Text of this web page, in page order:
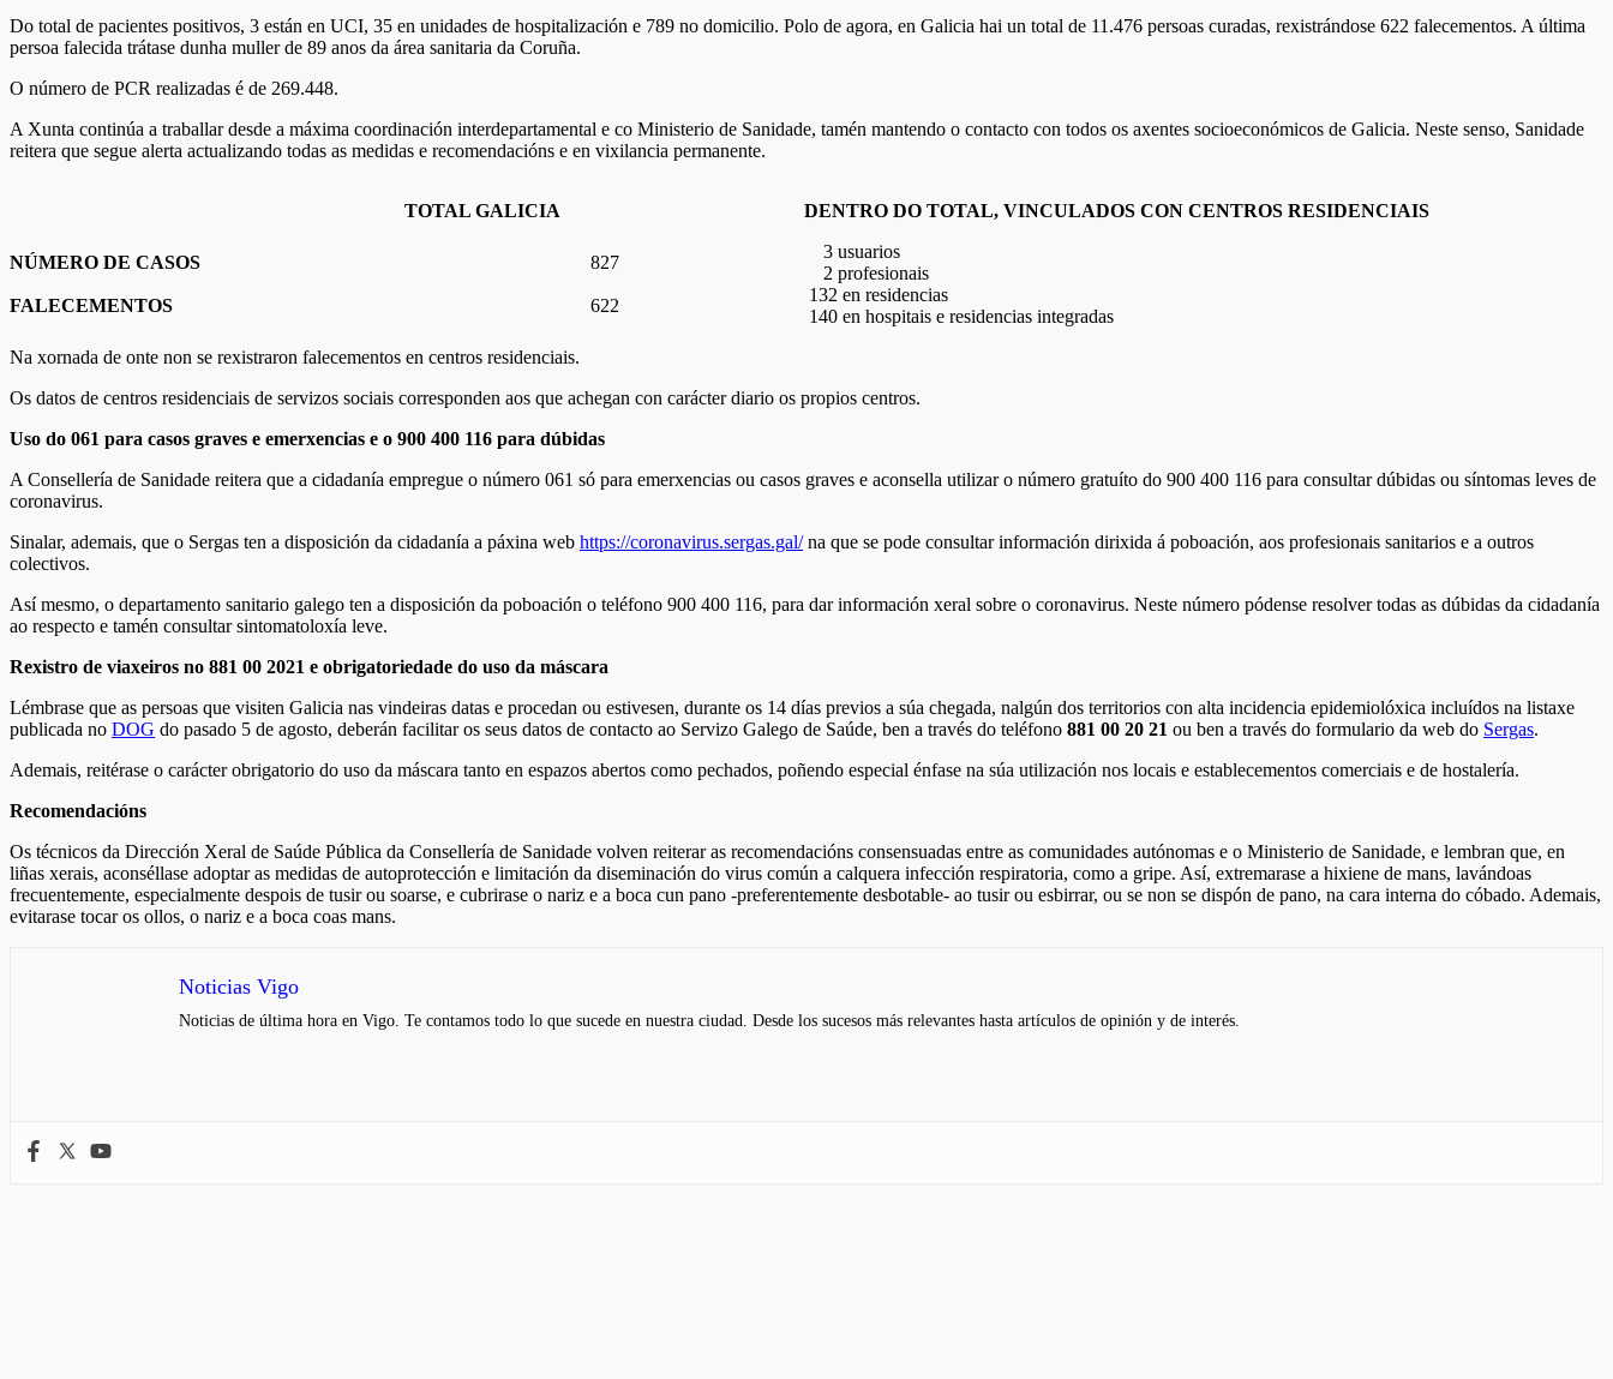
Do total de pacientes positivos, 3 están en UCI, 35 en unidades de hospitalización e 789 no domicilio. Polo de agora, en Galicia hai un total de 11.476 persoas curadas, rexistrándose 622 falecementos. A última
persoa falecida trátase dunha muller de 89 anos da área sanitaria da Coruña.
O número de PCR realizadas é de 269.448.
A Xunta continúa a traballar desde a máxima coordinación interdepartamental e co Ministerio de Sanidade, tamén mantendo o contacto con todos os axentes socioeconómicos de Galicia. Neste senso, Sanidade
reitera que segue alerta actualizando todas as medidas e recomendacións e en vixilancia permanente.
TOTAL GALICIA DENTRO DO TOTAL, VINCULADOS CON CENTROS RESIDENCIAIS
NÚMERO DE CASOS 827
3 usuarios
2 profesionais
FALECEMENTOS
622
132 en residencias
140 en hospitais e residencias integradas
Na xornada de onte non se rexistraron falecementos en centros residenciais.
Os datos de centros residenciais de servizos sociais corresponden aos que achegan con carácter diario os propios centros.
Uso do 061 para casos graves e emerxencias e o 900 400 116 para dúbidas
A Consellería de Sanidade reitera que a cidadanía empregue o número 061 só para emerxencias ou casos graves e aconsella utilizar o número gratuíto do 900 400 116 para consultar dúbidas ou síntomas leves de
coronavirus.
Sinalar, ademais, que o Sergas ten a disposición da cidadanía a páxina web https://coronavirus.sergas.gal/na que se pode consultar información dirixida á poboación, aos profesionais sanitarios e a outros
colectivos.
Así mesmo, o departamento sanitario galego ten a disposición da poboación o teléfono 900 400 116, para dar información xeral sobre o coronavirus. Neste número pódense resolver todas as dúbidas da cidadanía
ao respecto e tamén consultar sintomatoloxía leve.
Rexistro de viaxeiros no 881 00 2021 e obrigatoriedade do uso da máscara
Lémbrase que as persoas que visiten Galicia nas vindeiras datas e procedan ou estivesen, durante os 14 días previos a súa chegada, nalgún dos territorios con alta incidencia epidemiolóxica incluídos na listaxe
publicada no DOG do pasado 5 de agosto, deberán facilitar os seus datos de contacto ao Servizo Galego de Saúde, ben a través do teléfono 881 00 20 21 ou ben a través do formulario da web do Sergas.
Ademais, reitérase o carácter obrigatorio do uso da máscara tanto en espazos abertos como pechados, poñendo especial énfase na súa utilización nos locais e establecementos comerciais e de hostalería.
Recomendacións
Os técnicos da Dirección Xeral de Saúde Pública da Consellería de Sanidade volven reiterar as recomendacións consensuadas entre as comunidades autónomas e o Ministerio de Sanidade, e lembran que, en
liñas xerais, aconséllase adoptar as medidas de autoprotección e limitación da diseminación do virus común a calquera infección respiratoria, como a gripe. Así, extremarase a hixiene de mans, lavándoas
frecuentemente, especialmente despois de tusir ou soarse, e cubrirase o nariz e a boca cun pano -preferentemente desbotable- ao tusir ou esbirrar, ou se non se dispón de pano, na cara interna do cóbado. Ademais,
evitarase tocar os ollos, o nariz e a boca coas mans.
Noticias Vigo
Noticias de última hora en Vigo. Te contamos todo lo que sucede en nuestra ciudad. Desde los sucesos más relevantes hasta artículos de opinión y de interés.